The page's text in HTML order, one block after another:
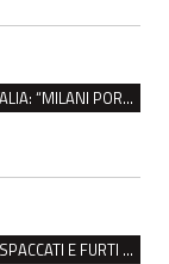
HELLWATT, SCONTRO SENZA FINE. FRATELLI D’ITALIA: “MILANI PORTA DOCUMENTI, DE FRANCO INSULTI”
REGGIO, PIAZZALE EUROPA È UN INCUBO: VETRI SPACCATI E FURTI SULLE AUTO IN SOSTA